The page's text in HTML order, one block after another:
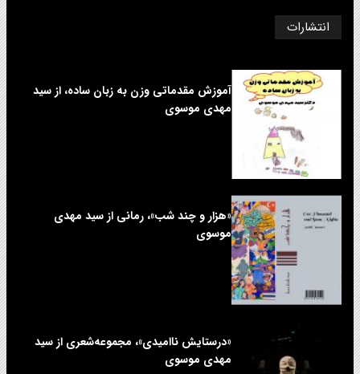
انتشارات
آموزش مقدماتی وزن به زبان ساده، از سید
مهدی موسوی
«هزار و چند شب»، رمانی از سید مهدی
موسوی
«درستایش ناامیدی»، مجموعه‌شعری از سید
مهدی موسوی